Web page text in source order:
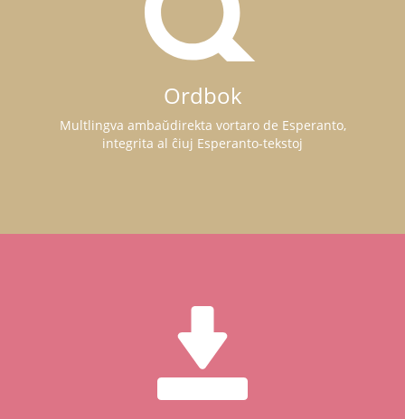
Ordbok
Multlingva ambaŭdirekta vortaro de Esperanto,
integrita al ĉiuj Esperanto-tekstoj